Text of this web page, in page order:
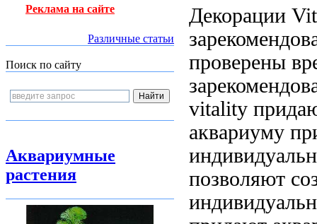
Реклама на сайте
Различные статьи
Поиск по сайту
Аквариумные
растения
Декорации
проверены
vitality
аквариуму
позволяют